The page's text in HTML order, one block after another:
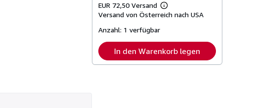
EUR 72,50 Versand
Weitere
Informationen
Versand von Österreich nach USA
Anzahl: 1 verfügbar
In den Warenkorb legen